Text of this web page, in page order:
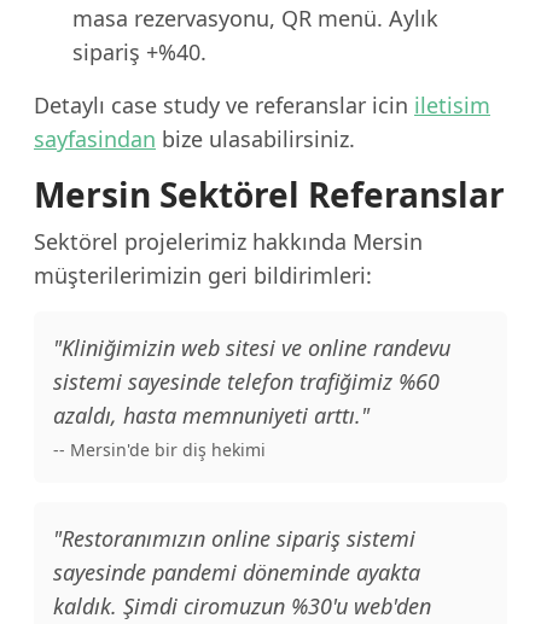
masa rezervasyonu, QR menü. Aylık
sipariş +%40.
Detaylı case study ve referanslar icin iletisim
sayfasindan bize ulasabilirsiniz.
Mersin Sektörel Referanslar
Sektörel projelerimiz hakkında Mersin
müşterilerimizin geri bildirimleri:
"Kliniğimizin web sitesi ve online randevu
sistemi sayesinde telefon trafiğimiz %60
azaldı, hasta memnuniyeti arttı."
-- Mersin'de bir diş hekimi
"Restoranımızın online sipariş sistemi
sayesinde pandemi döneminde ayakta
kaldık. Şimdi ciromuzun %30'u web'den